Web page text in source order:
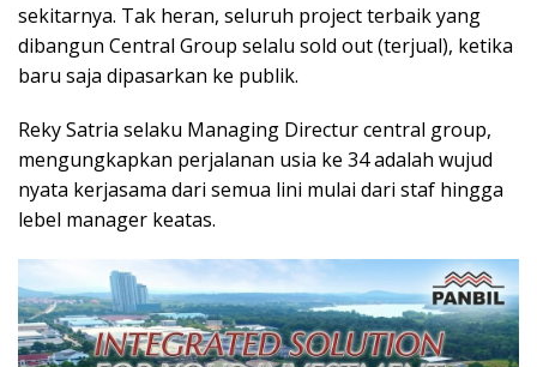
sekitarnya. Tak heran, seluruh project terbaik yang
dibangun Central Group selalu sold out (terjual), ketika
baru saja dipasarkan ke publik.
Reky Satria selaku Managing Directur central group,
mengungkapkan perjalanan usia ke 34 adalah wujud
nyata kerjasama dari semua lini mulai dari staf hingga
lebel manager keatas.